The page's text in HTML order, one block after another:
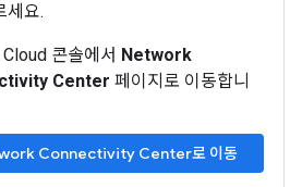
세요.
콘솔에서 Network
Center 페이지로 이동합니
Connectivity Center로 이동